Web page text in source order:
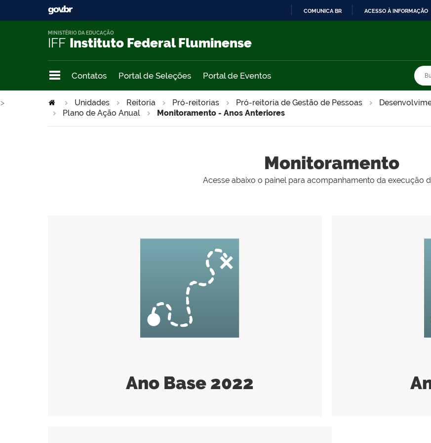
COMUNICA BR ACESSO À INFORMAÇÃO
IFF Instituto Federal Fluminense
MINISTÉRIO DA EDUCAÇÃO
Contatos Portal de Seleções Portal de Eventos
Unidades Reitoria Pró-reitorias Pró-reitoria de Gestão de Pessoas
>
Plano de Ação Anual
Monitoramento - Anos Anteriores
Monitoramento
Acesse abaixo o painel para acompanhamento da execução
Ano Base 2022